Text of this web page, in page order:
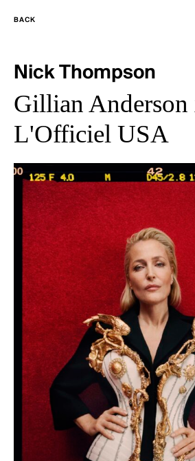
Nick Thompson
Gillian Anderson
L'Officiel USA
BACK